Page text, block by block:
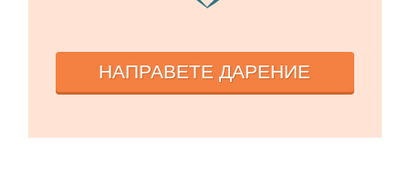
НАПРАВЕТЕ ДАРЕНИЕ